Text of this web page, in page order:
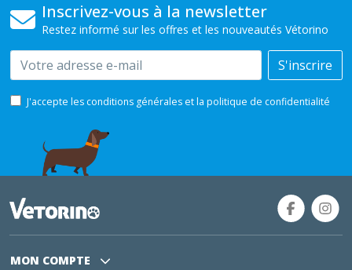
Inscrivez-vous à la newsletter
Restez informé sur les offres et les nouveautés Vétorino
Email S'inscrire
J'accepte les conditions générales et la politique de confidentialité
MON COMPTE